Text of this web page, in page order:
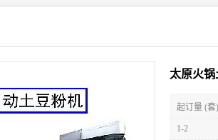
太原火
起订量 (套)
1-2